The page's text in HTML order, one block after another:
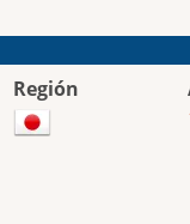
Región